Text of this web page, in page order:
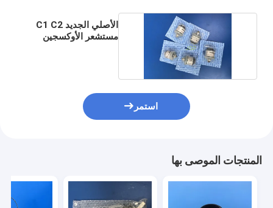
الأصلي الجديد C1 C2
مستشعر الأوكسجين
استمر
المنتجات الموصى بها